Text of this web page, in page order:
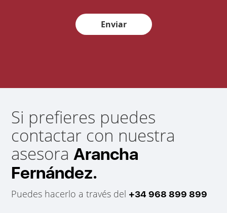
Enviar
Si prefieres puedes
contactar con nuestra
asesoraArancha
Fernández.
Puedes hacerlo a través del +34 968 899 899